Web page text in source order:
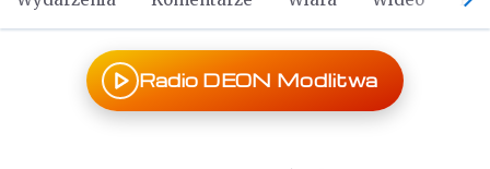
Radio DEON Modlitwa